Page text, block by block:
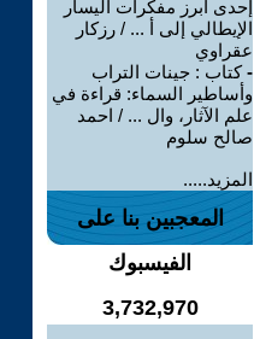
إحدى أبرز مفكرات اليسار
الإيطالي إلى أ ... / رزكار
عقراوي
-كتاب : جينات التراب
وأساطير السماء: قراءة في
علم الآثار، وال ... / احمد
صالح سلوم
المزيد.....
المعجبين بنا على
الفيسبوك
3,732,970